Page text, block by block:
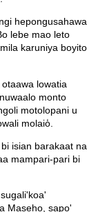
hepongusahawa
lebe mao leto
karuniya boyito
lowatia
monto
motolopani u
molaio̒.
isian barakaat na
mampari-pari bi
Maseho, sapo'